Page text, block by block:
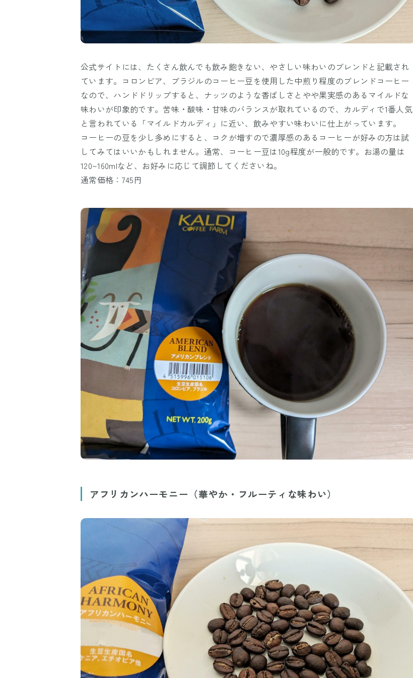
公式サイトには、たくさん飲んでも飲み飽きない、やさしい味わいのブレンドと記載され
ています。コロンビア、ブラジルのコーヒー豆を使用した中煎り程度のブレンドコーヒー
なので、ハンドドリップすると、ナッツのような香ばしさとやや果実感のあるマイルドな
味わいが印象的です。苦味・酸味・甘味のバランスが取れているので、カルディで1番人気
と言われている「マイルドカルディ」に近い、飲みやすい味わいに仕上がっています。
コーヒーの豆を少し多めにすると、コクが増すので濃厚感のあるコーヒーが好みの方は試
してみてはいいかもしれません。通常、コーヒー豆は10g程度が一般的です。お湯の量は
120~160mlなど、お好みに応じて調節してくださいね。
通常価格：745円
アフリカンハーモニー（華やか・フルーティな味わい）